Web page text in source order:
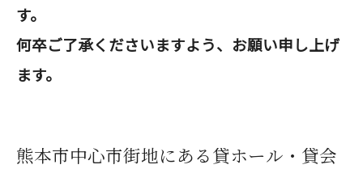
す。
何卒ご了承くださいますよう、お願い申し上げ
ます。
熊本市中心市街地にある貸ホール・貸会